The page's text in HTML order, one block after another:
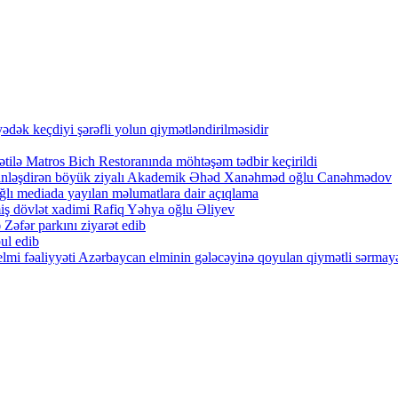
keçdiyi şərəfli yolun qiymətləndirilməsidir
Matros Bich Restoranında möhtəşəm tədbir keçirildi
böyük ziyalı Akademik Əhəd Xanəhməd oğlu Canəhmədov
mediada yayılan məlumatlara dair açıqlama
dövlət xadimi Rafiq Yəhya oğlu Əliyev
parkını ziyarət edib
edib
fəaliyyəti Azərbaycan elminin gələcəyinə qoyulan qiymətli